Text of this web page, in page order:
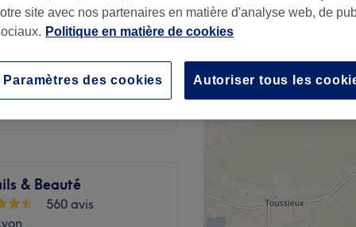
à partir de 40 €
Économisez jusqu'à 20%
à partir de 48 €
Économisez jusqu'à 20%
& Beauté
560 avis
site avec nos partenaires en matière d'analyse web, de
Politique en matière de cookies
Autoriser tous les
Paramètres des cookies